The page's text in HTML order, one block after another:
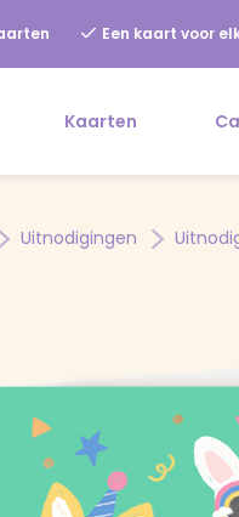
Een kaart voor
Kaarten
Uitnodigingen